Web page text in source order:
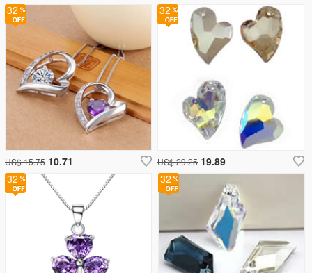
32
32
US$ 29.25 19.89
32
US$ 15.75 10.71
32